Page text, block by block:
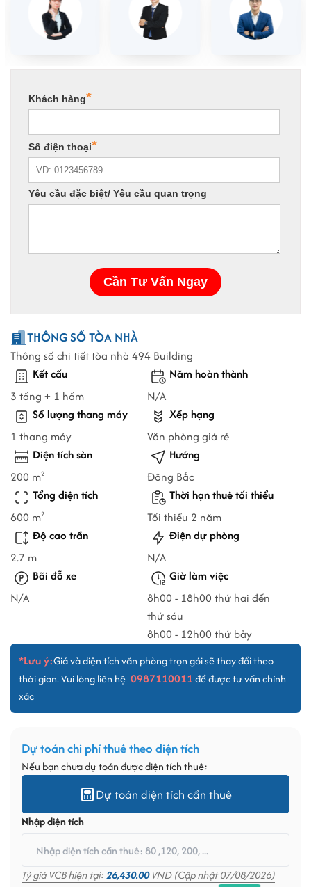
THÔNG SỐ TÒA NHÀ
Thông số chi tiết tòa nhà 494 Building
Kết cấu
3 tầng + 1 hầm
Năm hoàn thành
N/A
Số lượng thang máy
1 thang máy
Xếp hạng
Văn phòng giá rẻ
Diện tích sàn
200 m2
Hướng
Đông Bắc
Tổng diện tích
600 m2
Thời hạn thuê tối thiểu
Tối thiểu 2 năm
Độ cao trần
2.7 m
Điện dự phòng
N/A
Bãi đỗ xe
N/A
Giờ làm việc
8h00 - 18h00 thứ hai đến
thứ sáu
8h00 - 12h00 thứ bảy
*Lưu ý:Giá và diện tích văn phòng trọn gói sẽ thay đổi theo
thời gian. Vui lòng liên hệ 0987110011để được tư vấn chính
xác
Dự toán chi phí thuê theo diện tích
Nếu bạn chưa dự toán được diện tích thuê:
Dự toán diện tích cần thuê
Nhập diện tích
Tỷ giá VCB hiện tại:26,430.00VND (Cập nhật 07/08/2026)